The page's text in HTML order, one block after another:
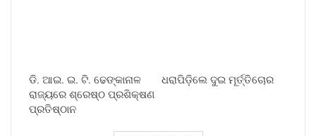
ଡି. ଆଇ. ଇ. ଟି. ଢେଙ୍କାନାଳ
ରାଜ୍ୟରେ ଶ୍ରେଷ୍ଠ ପ୍ରଶିକ୍ଷଣ
ପ୍ରତିଷ୍ଠାନ
ଧରାପିଡ଼ିଲେ ଦୁଇ ମୂର୍ତ୍ତିଚୋର